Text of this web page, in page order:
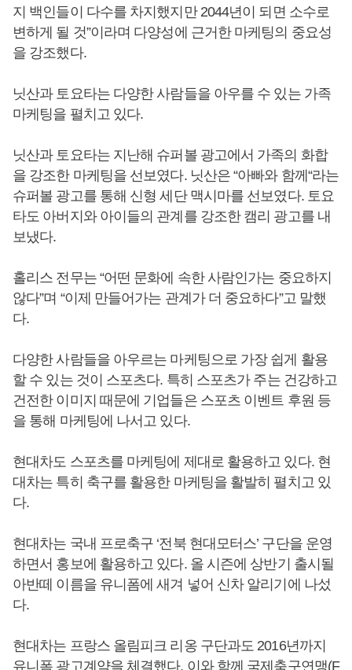
지 백인들이 다수를 차지했지만 2044년이 되면 소수로
변하게 될 것”이라며 다양성에 근거한 마케팅의 중요성
을 강조했다.
닛산과 토요타는 다양한 사람들을 아우를 수 있는 가족
마케팅을 펼치고 있다.
닛산과 토요타는 지난해 슈퍼볼 광고에서 가족의 화합
을 강조한 마케팅을 선보였다. 닛산은 “아빠와 함께“라는
슈퍼볼 광고를 통해 신형 세단 맥시마를 선보였다. 토요
타도 아버지와 아이들의 관계를 강조한 캠리 광고를 내
보냈다.
홀리스 전무는 “어떤 문화에 속한 사람인가는 중요하지
않다”며 “이제 만들어가는 관계가 더 중요하다”고 말했
다.
다양한 사람들을 아우르는 마케팅으로 가장 쉽게 활용
할 수 있는 것이 스포츠다. 특히 스포츠가 주는 건강하고
건전한 이미지 때문에 기업들은 스포츠 이벤트 후원 등
을 통해 마케팅에 나서고 있다.
현대차도 스포츠를 마케팅에 제대로 활용하고 있다. 현
대차는 특히 축구를 활용한 마케팅을 활발히 펼치고 있
다.
현대차는 국내 프로축구 ‘전북 현대모터스’ 구단을 운영
하면서 홍보에 활용하고 있다. 올 시즌에 상반기 출시될
아반떼 이름을 유니폼에 새겨 넣어 신차 알리기에 나섰
다.
현대차는 프랑스 올림피크 리옹 구단과도 2016년까지
유니폼 광고계약을 체결했다. 이와 함께 국제축구연맹(F